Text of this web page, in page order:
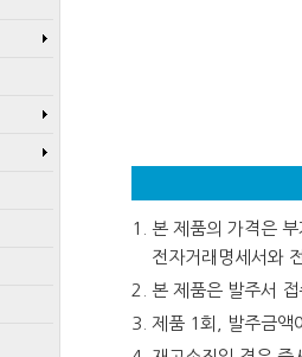
본 제품의 가격은
전자거래명세서와
본 제품은 발주서
제품 1회, 발주금액